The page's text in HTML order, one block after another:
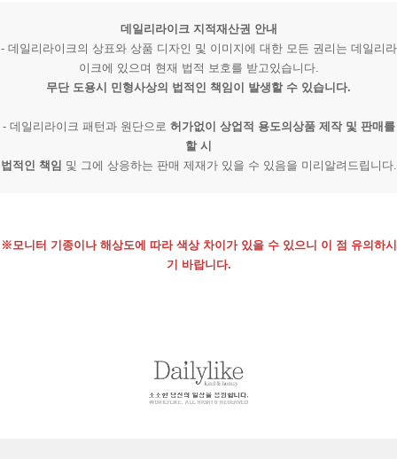
데일리라이크 지적재산권 안내
- 데일리라이크의 상표와 상품 디자인 및 이미지에 대한 모든 권리는 데일리라
이크에 있으며 현재 법적 보호를 받고있습니다.
무단 도용시 민형사상의 법적인 책임이 발생할 수 있습니다.
- 데일리라이크 패턴과 원단으로 허가없이 상업적 용도의상품 제작 및 판매를
할 시
법적인 책임 및 그에 상응하는 판매 제재가 있을 수 있음을 미리알려드립니다.
※모니터 기종이나 해상도에 따라 색상 차이가 있을 수 있으니 이 점 유의하시
기 바랍니다.